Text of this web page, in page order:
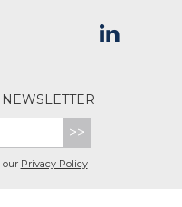
>>
our Privacy Policy